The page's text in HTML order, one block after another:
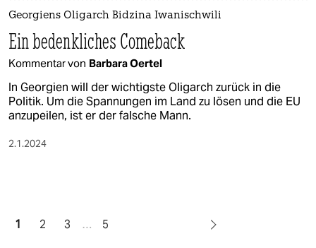
Georgiens Oligarch Bidzina Iwanischwili
Ein bedenkliches Comeback
Kommentar von Barbara Oertel
In Georgien will der wichtigste Oligarch zurück in die
Politik. Um die Spannungen im Land zu lösen und die EU
anzupeilen, ist er der falsche Mann.
2.1.2024
1 2 3 … 5